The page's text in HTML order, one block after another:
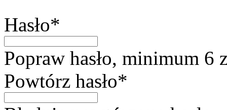
Hasło*
Popraw hasło, minimum 6
Powtórz hasło*